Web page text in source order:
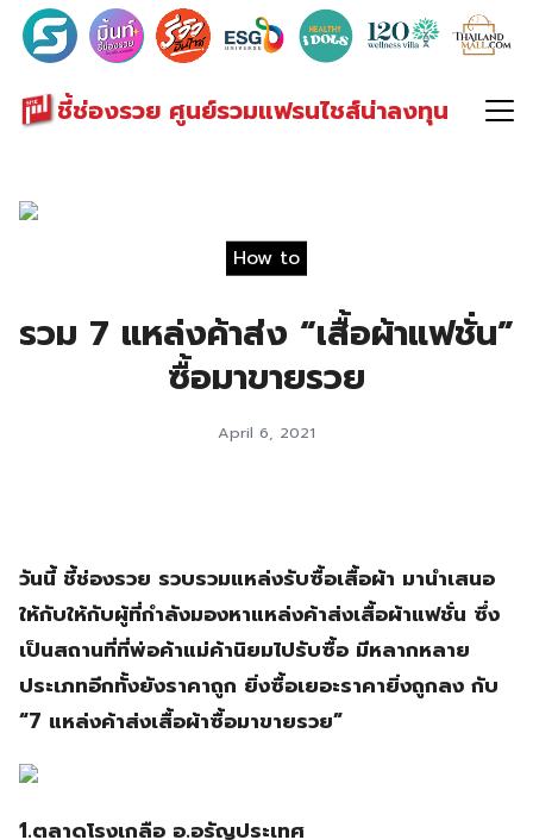
ชี้ช่องรวย ศูนย์รวมแฟรนไชส์น่าลงทุน
Search
for:
How to
รวม 7 แหล่งค้าส่ง “เสื้อผ้าแฟชั่น”
ซื้อมาขายรวย
April 6, 2021
วันนี้ ชี้ช่องรวย รวบรวมแหล่งรับซื้อเสื้อผ้า มานำเสนอ
ให้กับให้กับผู้ที่กำลังมองหาแหล่งค้าส่งเสื้อผ้าแฟชั่น ซึ่ง
เป็นสถานที่ที่พ่อค้าแม่ค้านิยมไปรับซื้อ มีหลากหลาย
ประเภทอีกทั้งยังราคาถูก ยิ่งซื้อเยอะราคายิ่งถูกลง กับ
“7 แหล่งค้าส่งเสื้อผ้าซื้อมาขายรวย”
1.ตลาดโรงเกลือ อ.อรัญประเทศ